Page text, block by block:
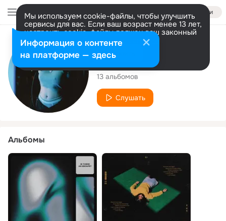
Войти
Мы используем cookie-файлы, чтобы улучшить
сервисы для вас. Если ваш возраст менее 13 лет,
настроить cookie-файлы должен ваш законный
представитель. Больше информации
Разрешить все Настроить
Исполнитель
Overgrown
13 альбомов
Слушать
Альбомы
Информация о контенте
на платформе — здесь